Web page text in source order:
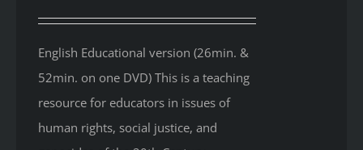
English Educational version (26min. &
52min. on one DVD) This is a teaching
resource for educators in issues of
human rights, social justice, and